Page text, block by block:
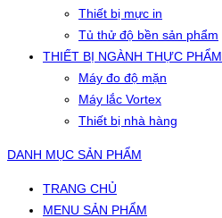
Thiết bị mực in
Tủ thử độ bền sản phẩm
THIẾT BỊ NGÀNH THỰC PHẨM
Máy đo độ mặn
Máy lắc Vortex
Thiết bị nhà hàng
DANH MỤC SẢN PHẨM
TRANG CHỦ
MENU SẢN PHẨM